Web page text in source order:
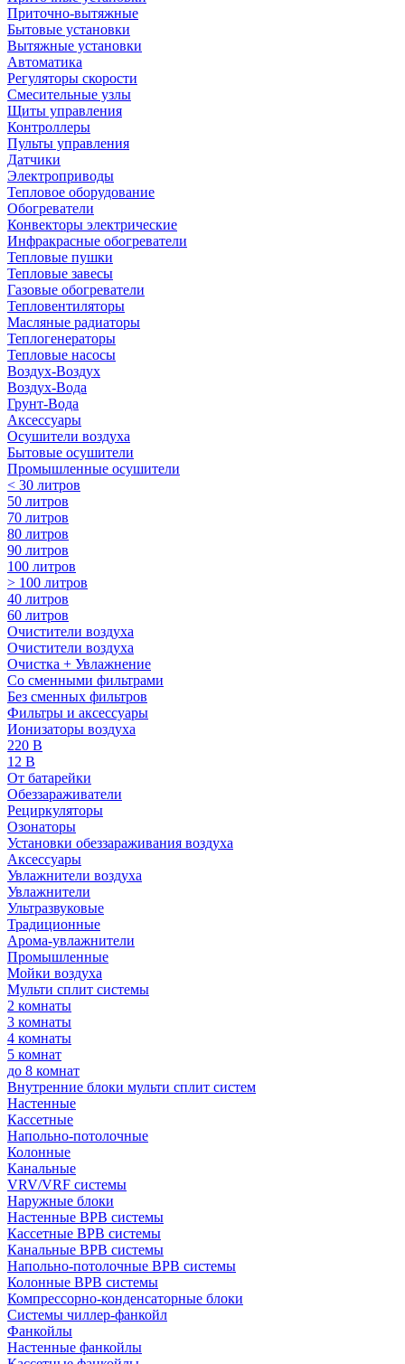
Приточно-вытяжные
Бытовые установки
Вытяжные установки
Автоматика
Регуляторы скорости
Смесительные узлы
Щиты управления
Контроллеры
Пульты управления
Датчики
Электроприводы
Тепловое оборудование
Обогреватели
Конвекторы электрические
Инфракрасные обогреватели
Тепловые пушки
Тепловые завесы
Газовые обогреватели
Тепловентиляторы
Масляные радиаторы
Теплогенераторы
Тепловые насосы
Воздух-Воздух
Воздух-Вода
Грунт-Вода
Аксессуары
Осушители воздуха
Бытовые осушители
Промышленные осушители
< 30 литров
50 литров
70 литров
80 литров
90 литров
100 литров
> 100 литров
40 литров
60 литров
Очистители воздуха
Очистители воздуха
Очистка + Увлажнение
Cо сменными фильтрами
Без сменных фильтров
Фильтры и аксессуары
Ионизаторы воздуха
220 В
12 В
От батарейки
Обеззараживатели
Рециркуляторы
Озонаторы
Установки обеззараживания воздуха
Аксессуары
Увлажнители воздуха
Увлажнители
Ультразвуковые
Традиционные
Арома-увлажнители
Промышленные
Мойки воздуха
Мульти сплит системы
2 комнаты
3 комнаты
4 комнаты
5 комнат
до 8 комнат
Внутренние блоки мульти сплит систем
Настенные
Кассетные
Напольно-потолочные
Колонные
Канальные
VRV/VRF системы
Наружные блоки
Настенные ВРВ системы
Кассетные ВРВ системы
Канальные ВРВ системы
Напольно-потолочные ВРВ системы
Колонные ВРВ системы
Компрессорно-конденсаторные блоки
Системы чиллер-фанкойл
Фанкойлы
Настенные фанкойлы